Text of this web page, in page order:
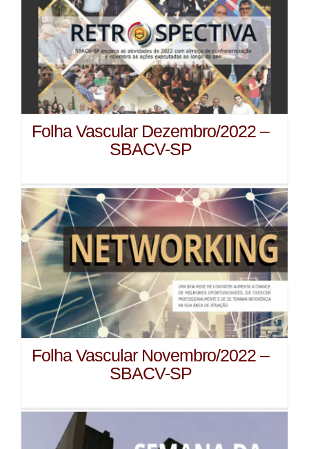
Folha Vascular Dezembro/2022 –
SBACV-SP
Folha Vascular Novembro/2022 –
SBACV-SP